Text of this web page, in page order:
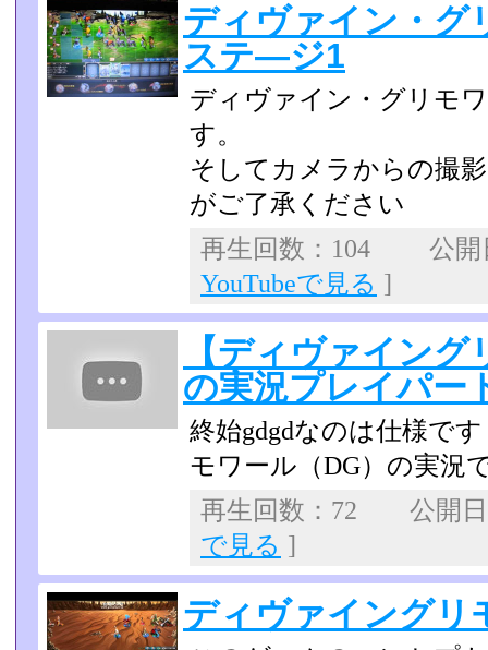
ディヴァイン・グ
ステ―ジ1
ディヴァイン・グリモ
す。
そしてカメラからの撮
がご了承ください
再生回数：104 公
YouTubeで見る ]
【ディヴァイン
の実況プレイパー
終始gdgdなのは仕様で
モワール（DG）の実況
再生回数：72 公開
で見る ]
ディヴァイングリ